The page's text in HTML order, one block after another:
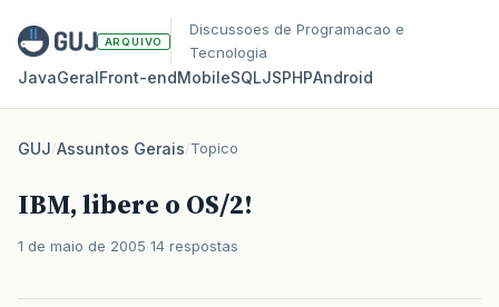
ARQUIVO
Discussoes de Programacao e
Tecnologia
JavaGeralFront‑endMobileSQLJSPHPAndroid
GUJ/Assuntos Gerais/Topico
IBM, libere o OS/2!
1 de maio de 2005 14 respostas